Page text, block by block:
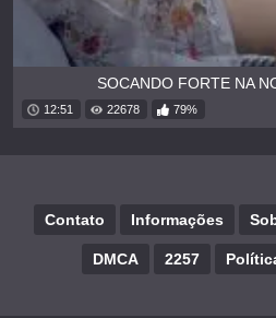
SOCANDO FORTE NA
12:51 22678 79%
Contato Informações
DMCA 2257